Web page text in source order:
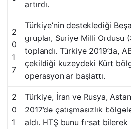
artırdı.
2
0
1
7
Türkiye’nin desteklediği
gruplar, Suriye Milli Ordusu
toplandı. Türkiye 2019’da,
çekildiği kuzeydeki Kürt
operasyonlar başlattı.
2
0
1
Türkiye, İran ve Rusya,
2017’de çatışmasızlık
aldı. HTŞ bunu fırsat